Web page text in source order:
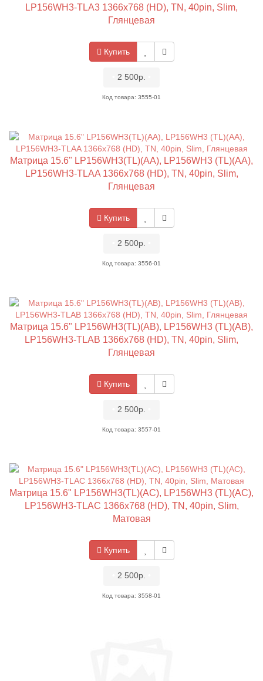
LP156WH3-TLA3 1366x768 (HD), TN, 40pin, Slim,
Глянцевая
Купить
2 500р.
Код товара: 3555-01
Матрица 15.6" LP156WH3(TL)(AA), LP156WH3 (TL)(AA),
LP156WH3-TLAA 1366x768 (HD), TN, 40pin, Slim,
Глянцевая
Купить
2 500р.
Код товара: 3556-01
Матрица 15.6" LP156WH3(TL)(AB), LP156WH3 (TL)(AB),
LP156WH3-TLAB 1366x768 (HD), TN, 40pin, Slim,
Глянцевая
Купить
2 500р.
Код товара: 3557-01
Матрица 15.6" LP156WH3(TL)(AC), LP156WH3 (TL)(AC),
LP156WH3-TLAC 1366x768 (HD), TN, 40pin, Slim,
Матовая
Купить
2 500р.
Код товара: 3558-01